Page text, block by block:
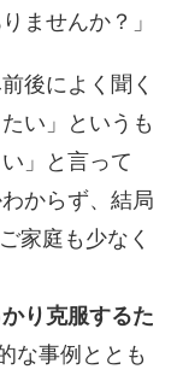
ませんか？」
後によく聞く
い」というも
」と言って
からず、結局
家庭も少なく
り克服するた
な事例ととも